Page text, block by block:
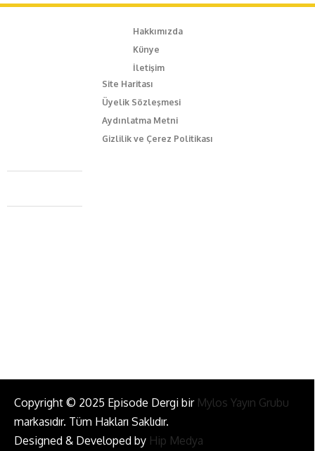
Hakkımızda
Künye
İletişim
Site Haritası
Üyelik Sözleşmesi
Aydınlatma Metni
Gizlilik ve Çerez Politikası
Caferağa Mah. Dr. Şakir Paşa Sok. No3/A Kadıköy İstanbul
+90 543 345 46 00
Copyright © 2025 Episode Dergi bir Mylos Yayın Grubu
markasıdır. Tüm Hakları Saklıdır.
Designed & Developed by Hip Medya